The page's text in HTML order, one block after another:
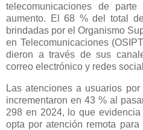
telecomunicaciones de
aumento. El 68 % del total
brindadas por el Organismo
en Telecomunicaciones
dieron a través de sus
correo electrónico y redes
Las atenciones a usuarios
incrementaron en 43 % al
298 en 2024, lo que
opta por atención remota